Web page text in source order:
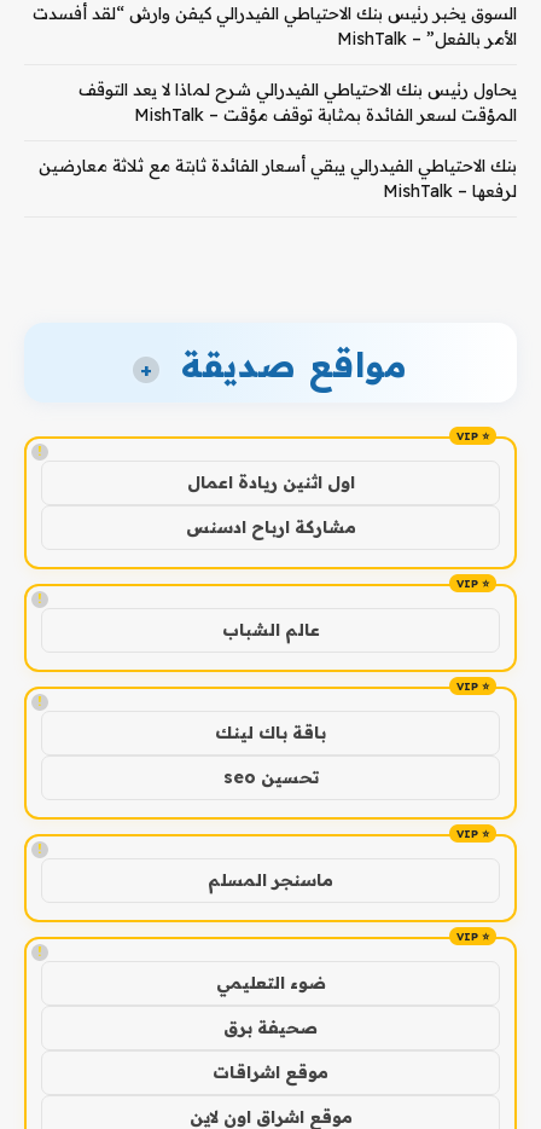
السوق يخبر رئيس بنك الاحتياطي الفيدرالي كيفن وارش “لقد أفسدت
الأمر بالفعل” – MishTalk
يحاول رئيس بنك الاحتياطي الفيدرالي شرح لماذا لا يعد التوقف
المؤقت لسعر الفائدة بمثابة توقف مؤقت – MishTalk
بنك الاحتياطي الفيدرالي يبقي أسعار الفائدة ثابتة مع ثلاثة معارضين
لرفعها – MishTalk
مواقع صديقة +
!
اول اثنين ريادة اعمال
مشاركة ارباح ادسنس
!
عالم الشباب
!
باقة باك لينك
تحسين seo
!
ماسنجر المسلم
!
ضوء التعليمي
صحيفة برق
موقع اشراقات
موقع اشراق اون لاين